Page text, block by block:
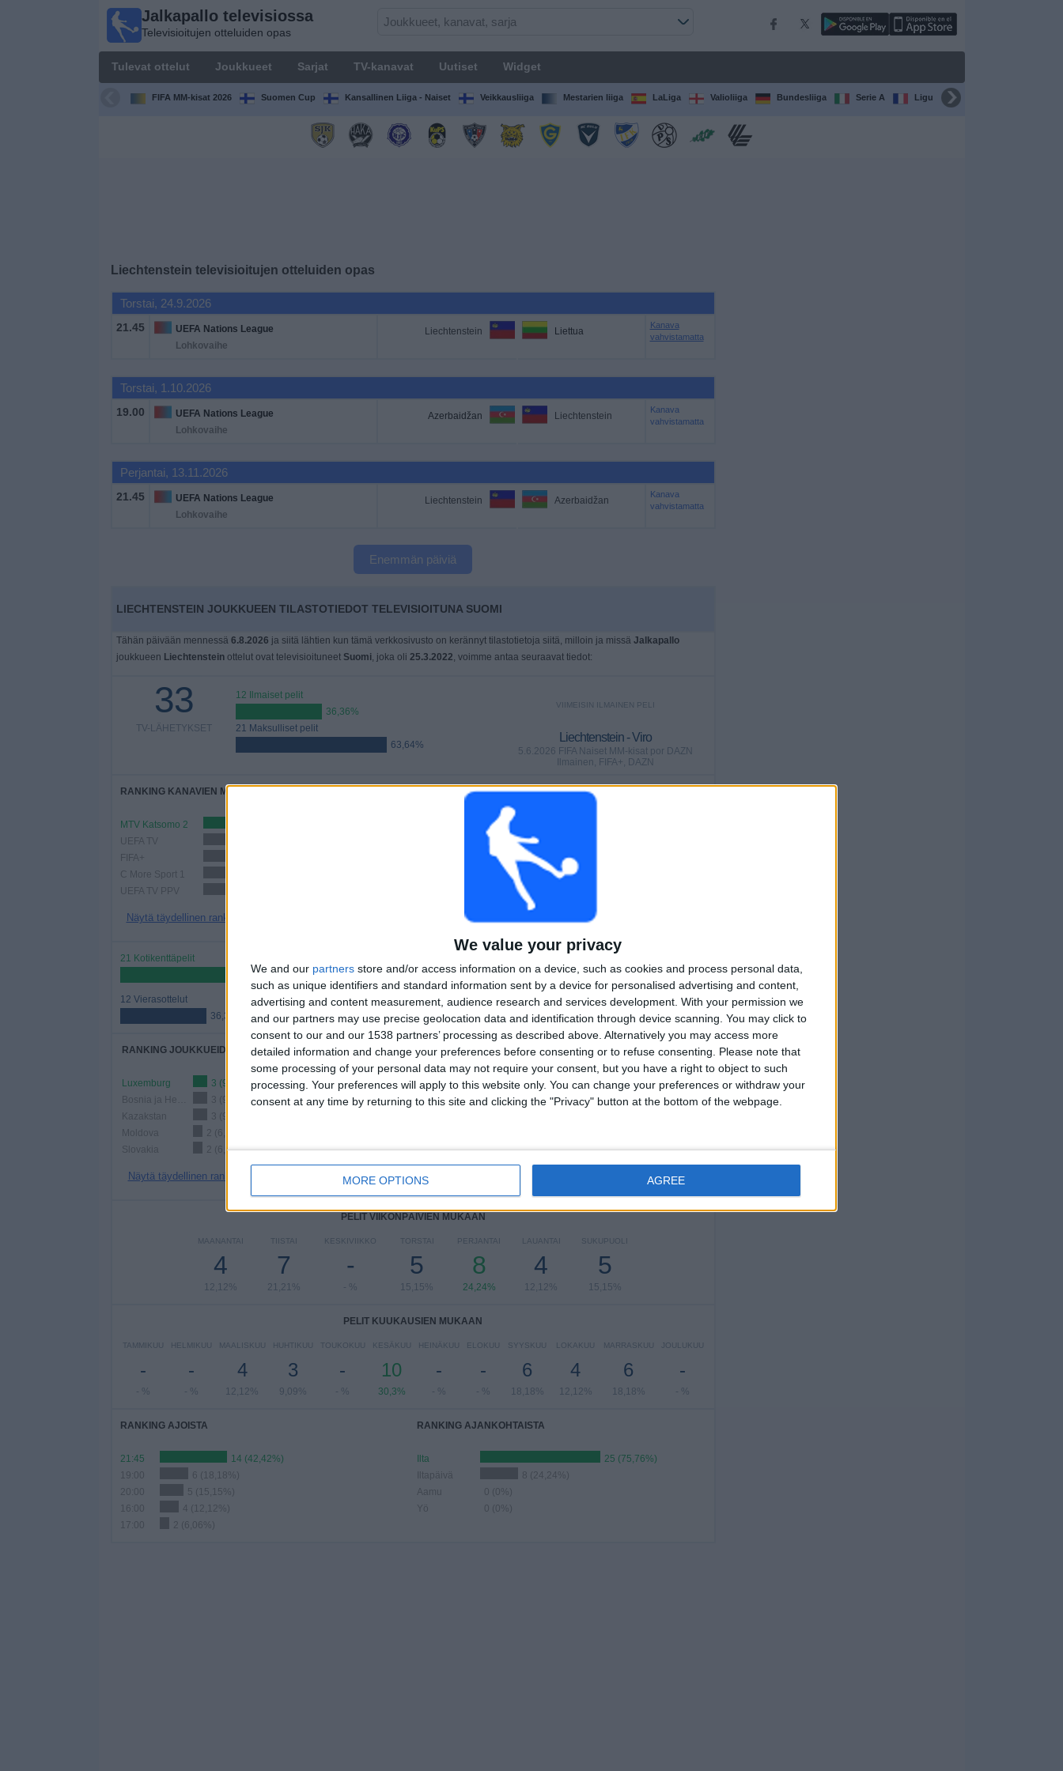
We value your privacy
We and our partners store and/or access information on a device, such as cookies and process personal data,
such as unique identifiers and standard information sent by a device for personalised advertising and content,
advertising and content measurement, audience research and services development. With your permission we
and our partners may use precise geolocation data and identification through device scanning. You may click to
consent to our and our 1538 partners’ processing as described above. Alternatively you may access more
detailed information and change your preferences before consenting or to refuse consenting.
Please note that
some processing of your personal data may not require your consent, but you have a right to object to such
processing. Your preferences will apply to this website only. You can change your preferences or withdraw your
consent at any time by returning to this site and clicking the "Privacy" button at the bottom of the webpage.
MORE OPTIONS AGREE
Jalkapallo televisiossa
Televisioitujen otteluiden opas
Tulevat ottelut Joukkueet Sarjat TV-kanavat Uutiset Widget
FIFA MM-kisat 2026 Suomen Cup Kansallinen Liiga - Naiset Veikkausliiga Mestarien liiga LaLiga Valioliiga Bundesliiga Serie A Ligue 1
Liechtenstein televisioitujen otteluiden opas
Torstai, 24.9.2026
21.45
UEFA Nations League
Lohkovaihe
Liechtenstein Liettua
Kanava
vahvistamatta
Torstai, 1.10.2026
19.00
UEFA Nations League
Lohkovaihe
Azerbaidžan Liechtenstein
Kanava
vahvistamatta
Perjantai, 13.11.2026
21.45
UEFA Nations League
Lohkovaihe
Liechtenstein Azerbaidžan
Kanava
vahvistamatta
Enemmän päiviä
LIECHTENSTEIN JOUKKUEEN TILASTOTIEDOT TELEVISIOITUNA SUOMI
Tähän päivään mennessä 6.8.2026 ja siitä lähtien kun tämä verkkosivusto on kerännyt tilastotietoja siitä, milloin ja missä Jalkapallo
joukkueen Liechtensteinottelut ovat televisioituneet Suomi, joka oli 25.3.2022, voimme antaa seuraavat tiedot:
33
TV-LÄHETYKSET
12 Ilmaiset pelit
36,36%
21 Maksulliset pelit
63,64%
VIIMEISIN ILMAINEN PELI
Liechtenstein - Viro
5.6.2026 FIFA Naiset MM-kisat por DAZN
Ilmainen, FIFA+, DAZN
RANKING KANAVIEN MUKAAN
MTV Katsomo 2
UEFA TV
FIFA+
C More Sport 1
UEFA TV PPV
Näytä täydellinen ranking
ILMAISETTOMIA
PELIÄ
PELIT
1
PERÄKKÄISET
MAKSUPELIT
21 Kotikenttäpelit
63,64%
12 Vierasottelut
36,36%
YHTEENSÄ
21
VASTUSTAJAT
MAKSIMI
3
VS Luxemburg
YHTEENSÄ
7
KILPAILUT
RANKING JOUKKUEIDEN MUKAAN
Luxemburg
3 (9,09%)
3 (9,09%)
Kazakstan
3 (9,09%)
Moldova
2 (6,06%)
Slovakia
2 (6,06%)
Näytä täydellinen ranking
RANKING KILPAILUJEN MUKAAN
FIFA MM-kisat 2026
8 (24,24%)
UEFA EURO 2028
7 (21,21%)
UEFA Nations League - Naiset
3 (9,09%)
Näytä täydellinen ranking
PELIT VIIKONPÄIVIEN MUKAAN
MAANANTAI
4
12,12%
TIISTAI
7
21,21%
KESKIVIIKKO
-
- %
TORSTAI
5
15,15%
PERJANTAI
8
24,24%
LAUANTAI
4
12,12%
SUKUPUOLI
5
15,15%
PELIT KUUKAUSIEN MUKAAN
TAMMIKUU
-
- %
HELMIKUU
-
- %
MAALISKUU
4
12,12%
HUHTIKUU
3
9,09%
TOUKOKUU
-
- %
KESÄKUU
10
30,3%
HEINÄKUU
-
- %
ELOKUU
-
- %
SYYSKUU
6
18,18%
LOKAKUU
4
12,12%
MARRASKUU
6
18,18%
JOULUKUU
-
- %
RANKING AJOISTA
21:45
14 (42,42%)
19:00
6 (18,18%)
20:00
5 (15,15%)
16:00
4 (12,12%)
17:00
2 (6,06%)
RANKING AJANKOHTAISTA
Ilta
25 (75,76%)
Iltapäivä
8 (24,24%)
Aamu
0 (0%)
Yö
0 (0%)
Jalkapallo
televisiossa
Televisioitujen
otteluiden opas